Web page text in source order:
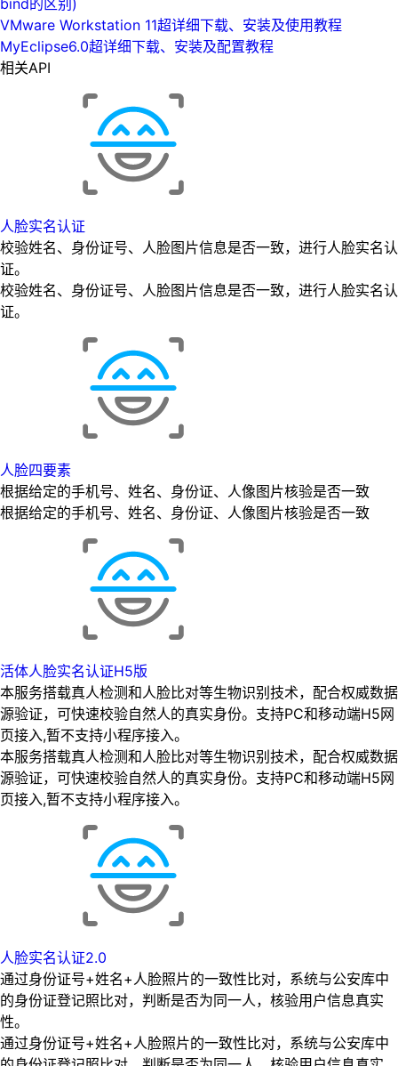
VMware Workstation 11超详细下载、安装及使用教程
MyEclipse6.0超详细下载、安装及配置教程
相关API
人脸实名认证
校验姓名、身份证号、人脸图片信息是否一致，进行人脸实名认
证。
校验姓名、身份证号、人脸图片信息是否一致，进行人脸实名认
证。
人脸四要素
根据给定的手机号、姓名、身份证、人像图片核验是否一致
根据给定的手机号、姓名、身份证、人像图片核验是否一致
活体人脸实名认证H5版
本服务搭载真人检测和人脸比对等生物识别技术，配合权威数据
源验证，可快速校验自然人的真实身份。支持PC和移动端H5网
页接入,暂不支持小程序接入。
本服务搭载真人检测和人脸比对等生物识别技术，配合权威数据
源验证，可快速校验自然人的真实身份。支持PC和移动端H5网
页接入,暂不支持小程序接入。
人脸实名认证2.0
通过身份证号+姓名+人脸照片的一致性比对，系统与公安库中
的身份证登记照比对，判断是否为同一人，核验用户信息真实
性。
通过身份证号+姓名+人脸照片的一致性比对，系统与公安库中